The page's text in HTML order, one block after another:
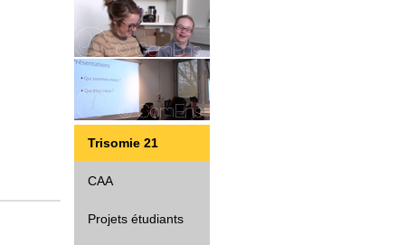
Interaction
Diffusion
Trisomie 21
CAA
Projets étudiants